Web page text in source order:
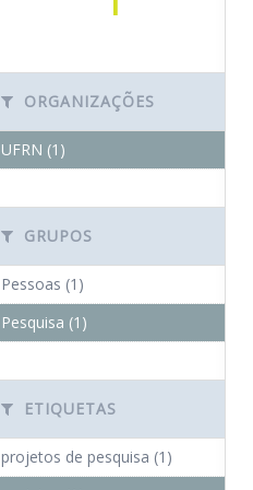
Grande do Norte, criada em
mais
Seguidores
1
ORGANIZAÇÕES
GRUPOS